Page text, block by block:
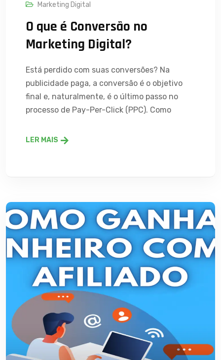
Marketing Digital
O que é Conversão no
Marketing Digital?
Está perdido com suas conversões? Na
publicidade paga, a conversão é o objetivo
final e, naturalmente, é o último passo no
processo de Pay-Per-Click (PPC). Como
LER MAIS